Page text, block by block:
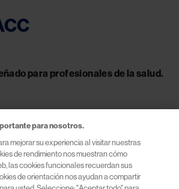
para profesionales de la salud.
para nosotros.
mejorar su experiencia al visitar nuestras
de rendimiento nos muestran cómo
las cookies funcionales recuerdan sus
de orientación nos ayudan a compartir